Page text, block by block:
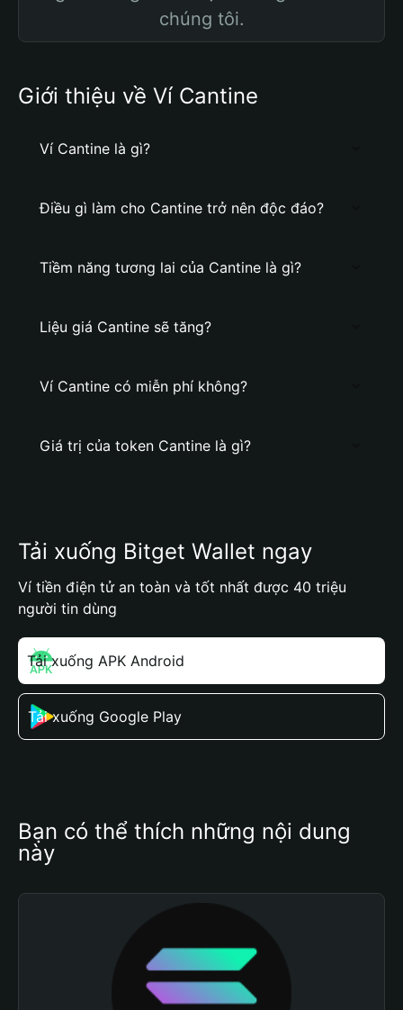
chúng tôi.
Giới thiệu về Ví Cantine
Ví Cantine là gì?
Điều gì làm cho Cantine trở nên độc đáo?
Tiềm năng tương lai của Cantine là gì?
Liệu giá Cantine sẽ tăng?
Ví Cantine có miễn phí không?
Giá trị của token Cantine là gì?
Tải xuống Bitget Wallet ngay
Ví tiền điện tử an toàn và tốt nhất được 40 triệu
người tin dùng
Tải xuống APK Android
Tải xuống Google Play
Bạn có thể thích những nội dung
này